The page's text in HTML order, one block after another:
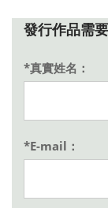
發行作品需
*真實姓名：
*E-mail：